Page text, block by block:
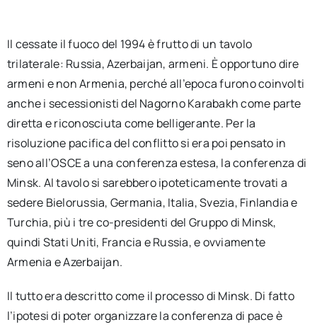
Il cessate il fuoco del 1994 è frutto di un tavolo
trilaterale: Russia, Azerbaijan, armeni. È opportuno dire
armeni e non Armenia, perché all’epoca furono coinvolti
anche i secessionisti del Nagorno Karabakh come parte
diretta e riconosciuta come belligerante. Per la
risoluzione pacifica del conflitto si era poi pensato in
seno all’OSCE a una conferenza estesa, la conferenza di
Minsk. Al tavolo si sarebbero ipoteticamente trovati a
sedere Bielorussia, Germania, Italia, Svezia, Finlandia e
Turchia, più i tre co-presidenti del Gruppo di Minsk,
quindi Stati Uniti, Francia e Russia, e ovviamente
Armenia e Azerbaijan.
Il tutto era descritto come il processo di Minsk. Di fatto
l’ipotesi di poter organizzare la conferenza di pace è